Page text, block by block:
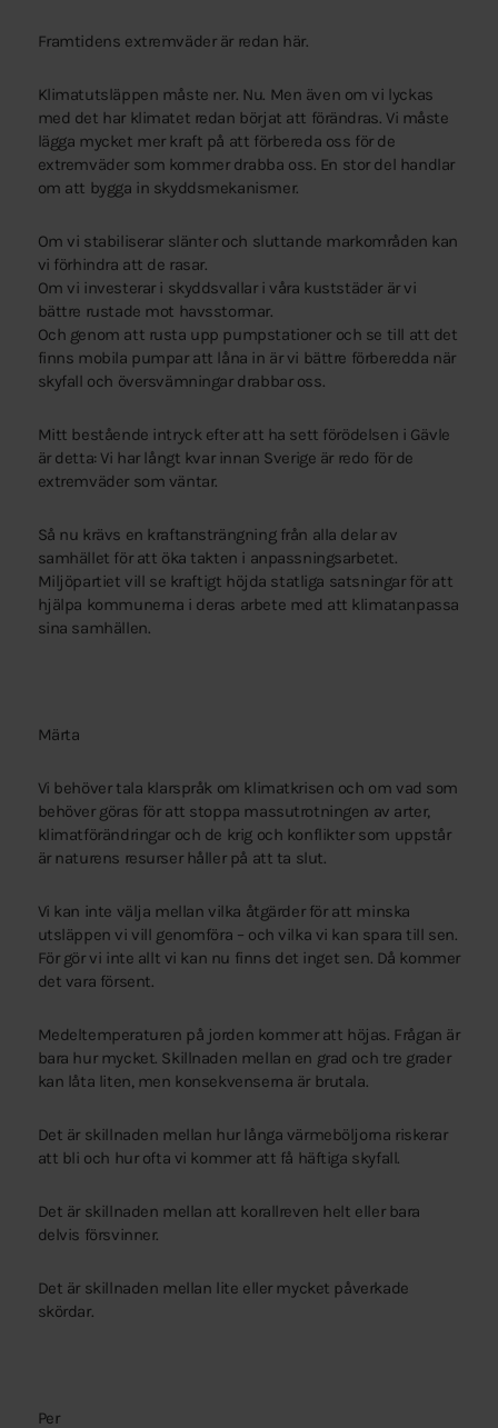
Framtidens extremväder är redan här.
Klimatutsläppen måste ner. Nu. Men även om vi lyckas
med det har klimatet redan börjat att förändras. Vi måste
lägga mycket mer kraft på att förbereda oss för de
extremväder som kommer drabba oss. En stor del handlar
om att bygga in skyddsmekanismer.
Om vi stabiliserar slänter och sluttande markområden kan
vi förhindra att de rasar.
Om vi investerar i skyddsvallar i våra kuststäder är vi
bättre rustade mot havsstormar.
Och genom att rusta upp pumpstationer och se till att det
finns mobila pumpar att låna in är vi bättre förberedda när
skyfall och översvämningar drabbar oss.
Mitt bestående intryck efter att ha sett förödelsen i Gävle
är detta: Vi har långt kvar innan Sverige är redo för de
extremväder som väntar.
Så nu krävs en kraftansträngning från alla delar av
samhället för att öka takten i anpassningsarbetet.
Miljöpartiet vill se kraftigt höjda statliga satsningar för att
hjälpa kommunerna i deras arbete med att klimatanpassa
sina samhällen.
Märta
Vi behöver tala klarspråk om klimatkrisen och om vad som
behöver göras för att stoppa massutrotningen av arter,
klimatförändringar och de krig och konflikter som uppstår
är naturens resurser håller på att ta slut.
Vi kan inte välja mellan vilka åtgärder för att minska
utsläppen vi vill genomföra – och vilka vi kan spara till sen.
För gör vi inte allt vi kan nu finns det inget sen. Då kommer
det vara försent.
Medeltemperaturen på jorden kommer att höjas. Frågan är
bara hur mycket. Skillnaden mellan en grad och tre grader
kan låta liten, men konsekvenserna är brutala.
Det är skillnaden mellan hur långa värmeböljorna riskerar
att bli och hur ofta vi kommer att få häftiga skyfall.
Det är skillnaden mellan att korallreven helt eller bara
delvis försvinner.
Det är skillnaden mellan lite eller mycket påverkade
skördar.
Per